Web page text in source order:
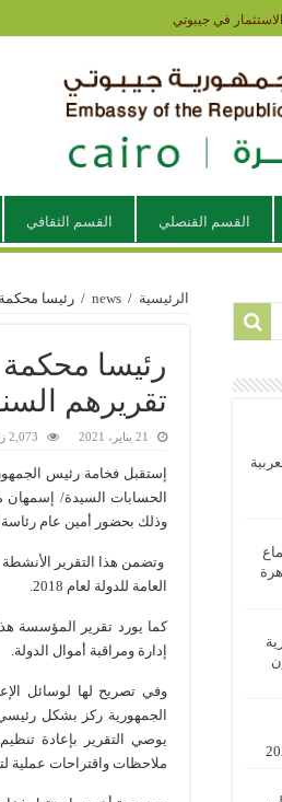
الاستثمار في جيبوتي
القسم القنصلي القسم الثقافي
الرئيسية /
news
/ رئيسا
رئيسا
تقريرهم
21 يناير، 2021 2,073 زيارة
إستقبل فخامة رئيس
وذلك بحضور أمين عام رئاسة
العامة للدولة لعام 2018.
كما يورد تقرير المؤسسة
إدارة ومراقبة أموال الدولة.
وفي تصريح لها لوسائل
الجمهورية ركز بشكل
يوصي التقرير بإعادة
ملاحظات واقتراحات عملية